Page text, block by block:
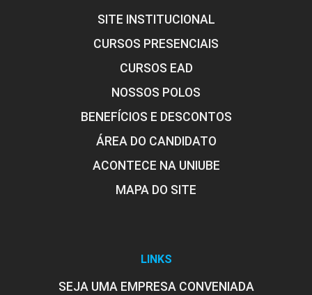
SITE INSTITUCIONAL
CURSOS PRESENCIAIS
CURSOS EAD
NOSSOS POLOS
BENEFÍCIOS E DESCONTOS
ÁREA DO CANDIDATO
ACONTECE NA UNIUBE
MAPA DO SITE
LINKS
SEJA UMA EMPRESA CONVENIADA